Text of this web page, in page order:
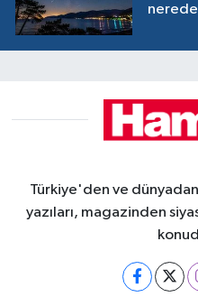
Türkiye'den ve
yazıları, magazinden